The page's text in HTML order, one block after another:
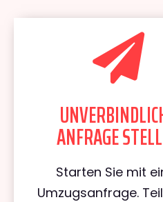
ANFRAGE
Starten Sie mit
Umzugsanfrage.